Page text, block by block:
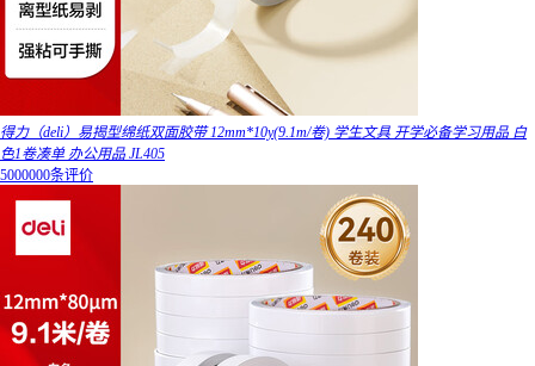
得力（deli）易揭型绵纸双面胶带 12mm*10y(9.1m/卷) 学生文具 开学必备学习用品 白
色1卷凑单 办公用品 JL405
5000000条评价